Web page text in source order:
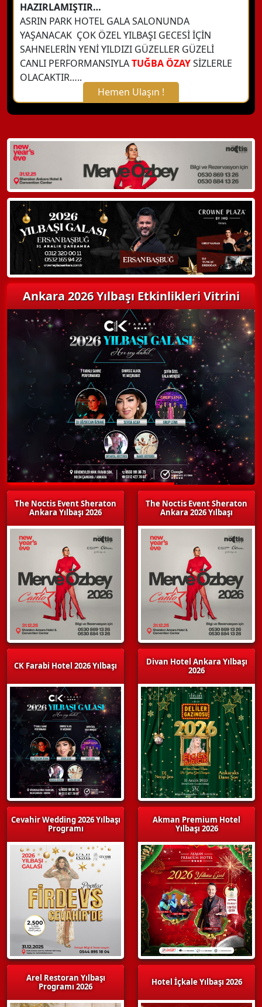
HAZIRLAMIŞTIR…
ASRIN PARK HOTEL GALA SALONUNDA
YAŞANACAK ÇOK ÖZEL YILBAŞI GECESİ İÇİN
SAHNELERİN YENİ YILDIZI GÜZELLER GÜZELİ
CANLI PERFORMANSIYLATUĞBA ÖZAYSİZLERLE
OLACAKTIR…..
Hemen Ulaşın !
X Kapat
WhatsApp ile Bilgi Alın
Hemen Arayın
Detaylı Bilgi Alın
Ankara 2026 Yılbaşı Etkinlikleri Vitrini
The Noctis Event Sheraton
Ankara Yılbaşı 2026
CK Farabi Hotel 2026 Yılbaşı
Cevahir Wedding 2026 Yılbaşı
Programı
Arel Restoran Yılbaşı
Programı 2026
The Noctis Event Sheraton
Ankara 2026 Yılbaşı
Divan Hotel Ankara Yılbaşı
2026
Akman Premium Hotel
Yılbaşı 2026
Hotel İçkale Yılbaşı 2026